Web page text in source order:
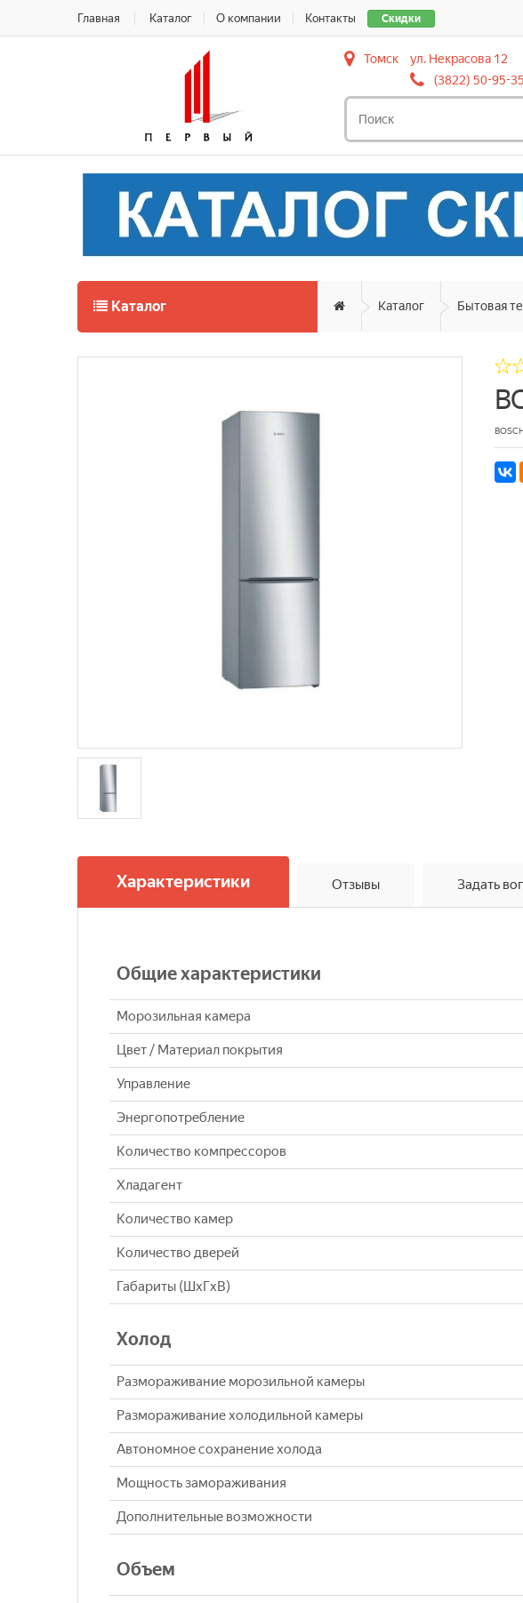
Скидки
Главная Каталог О компании Контакты
Томск
ул. Некрасова 12
(3822) 50-95-35
Каталог Каталог Бытовая
Характеристики Отзывы Задать
Общие характеристики
Морозильная камера
Цвет / Материал покрытия
Управление
Энергопотребление
Количество компрессоров
Хладагент
Количество камер
Количество дверей
Габариты (ШxГxВ)
Холод
Размораживание морозильной камеры
Размораживание холодильной камеры
Автономное сохранение холода
Мощность замораживания
Дополнительные возможности
Объем